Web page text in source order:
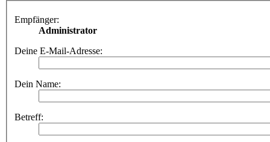
Empfänger:
Administrator
Deine E-Mail-Adresse:
Dein Name:
Betreff: